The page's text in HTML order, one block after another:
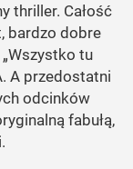
thriller. Całość
bardzo dobre
tu
A przedostatni
odcinków
fabułą,